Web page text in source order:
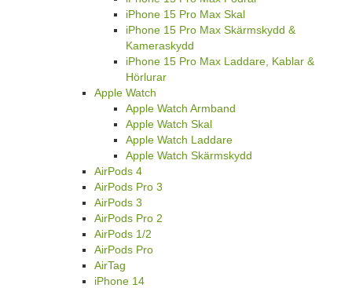
iPhone 15 Pro Max Skal
iPhone 15 Pro Max Skärmskydd &
Kameraskydd
iPhone 15 Pro Max Laddare, Kablar &
Hörlurar
Apple Watch
Apple Watch Armband
Apple Watch Skal
Apple Watch Laddare
Apple Watch Skärmskydd
AirPods 4
AirPods Pro 3
AirPods 3
AirPods Pro 2
AirPods 1/2
AirPods Pro
AirTag
iPhone 14